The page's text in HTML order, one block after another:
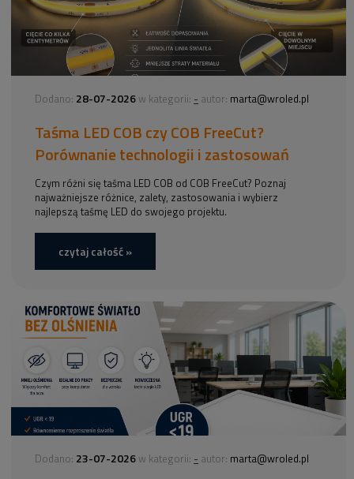
Dodano: 28-07-2026 w kategorii: - autor: marta@wroled.pl
Taśma LED COB czy COB FreeCut?
Porównanie technologii i zastosowań
Czym różni się taśma LED COB od COB FreeCut? Poznaj
najważniejsze różnice, zalety, zastosowania i wybierz
najlepszą taśmę LED do swojego projektu.
czytaj całość »
Dodano: 23-07-2026 w kategorii: - autor: marta@wroled.pl